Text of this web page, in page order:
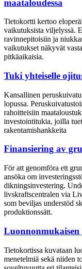
maataloudessa
Tietokortti kertoo
vaikutuksista viljelyssä.
ravinnepitoisiin ja
vaikutukset näkyvät
pitkäaikaisia.
Tuki yhteiselle
Kansallinen
lopussa.
rahoitteisiin
investointitukia, joilla
rakentamishankkeita
Finansiering av
För att genomföra ett
ansöka om
dikningsinvestering.
livskraftscentralen via
som beviljas understöd
produktionssätt.
Luonnonmukaisen
Tietokortissa kuvataan
menetelmiä sekä niiden